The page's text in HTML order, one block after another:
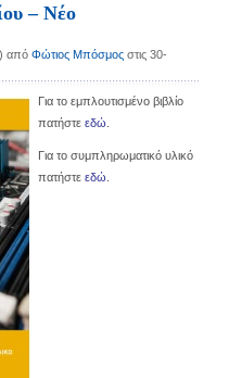
– Νέο
) από Φώτιος Μπόσμος στις 30-
Για το εμπλουτισμένο βιβλίο
πατήστε εδώ
Για το συμπληρωματικό υλικό
πατήστε εδώ